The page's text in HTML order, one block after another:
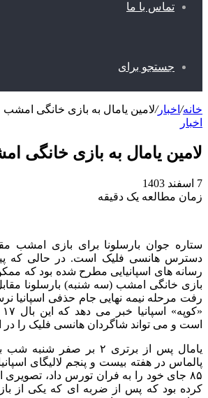
تماس با ما
جستجو برای
خانه/ اخبار/لامین یامال به بازی خانگی
اخبار
لامین یامال به بازی
7 اسفند 1403
زمان مطالعه یک دقیقه
ستاره جوان بارسلونا برای بازی امشب
دسترس هانسی فلیک است. در حالی که
رسانه‌ های اسپانیایی مطرح شده بود که
بازی خانگی امشب (سه‌ شنبه) بارسلونا مقابل
رفت مرحله نیمه‌ نهایی جام حذفی اسپانیا
است و می‌ تواند شاگردان هانسی فلیک را در
یامال پس از برتری ۲ بر
پالماس در هفته بیست‌ و پنجم لالیگای
۸۵ جای خود را به فران تورس داد،
کرده بود که پس از ضربه‌ ای که یکی از